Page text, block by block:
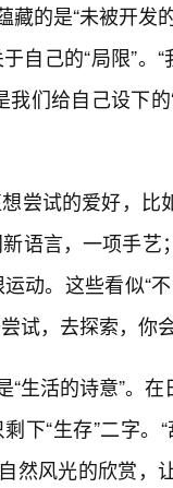
藏的是“未被开
自己的“局限”。
我们给自己设下
尝试的爱好，
语言，一项手
动。这些看似“
试，去探索，你
“生活的诗意”。
下“生存”二字
然风光的欣赏